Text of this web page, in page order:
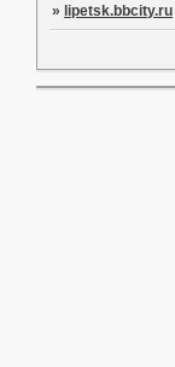
»lipetsk.bbcity.ru